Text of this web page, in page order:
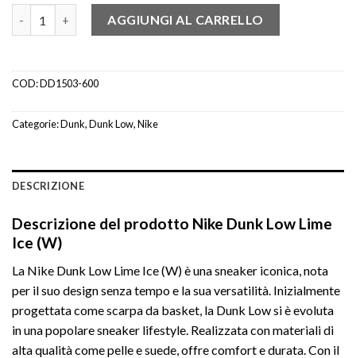
AGGIUNGI AL CARRELLO
COD:DD1503-600
Categorie:Dunk,Dunk Low,Nike
DESCRIZIONE
Descrizione del prodotto Nike Dunk Low Lime
Ice (W)
La Nike Dunk Low Lime Ice (W) è una sneaker iconica, nota
per il suo design senza tempo e la sua versatilità. Inizialmente
progettata come scarpa da basket, la Dunk Low si è evoluta
in una popolare sneaker lifestyle. Realizzata con materiali di
alta qualità come pelle e suede, offre comfort e durata. Con il